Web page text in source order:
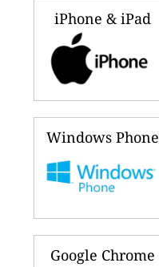
iPhone & iPad
Windows Phone
Google Chrome